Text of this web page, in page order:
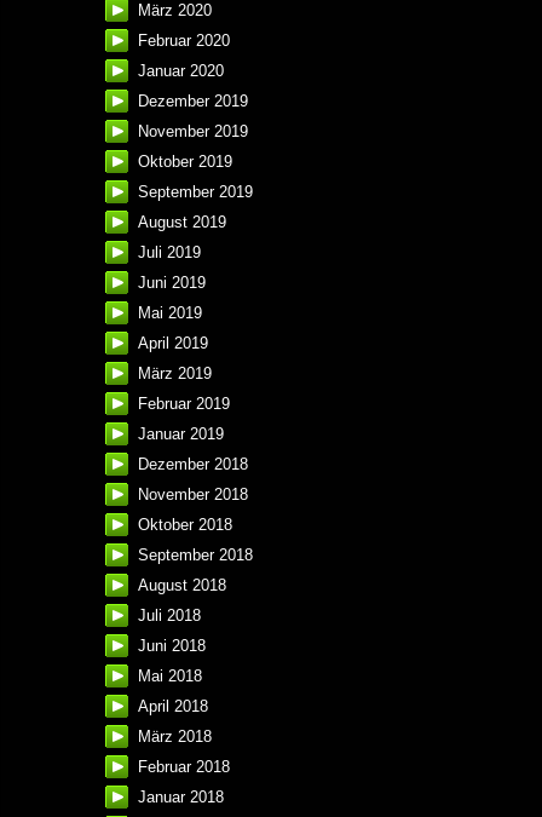
März 2020
Februar 2020
Januar 2020
Dezember 2019
November 2019
Oktober 2019
September 2019
August 2019
Juli 2019
Juni 2019
Mai 2019
April 2019
März 2019
Februar 2019
Januar 2019
Dezember 2018
November 2018
Oktober 2018
September 2018
August 2018
Juli 2018
Juni 2018
Mai 2018
April 2018
März 2018
Februar 2018
Januar 2018